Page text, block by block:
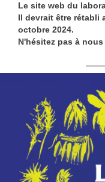
Le site web du
Il devrait être rétabli
octobre 2024.
N'hésitez pas à